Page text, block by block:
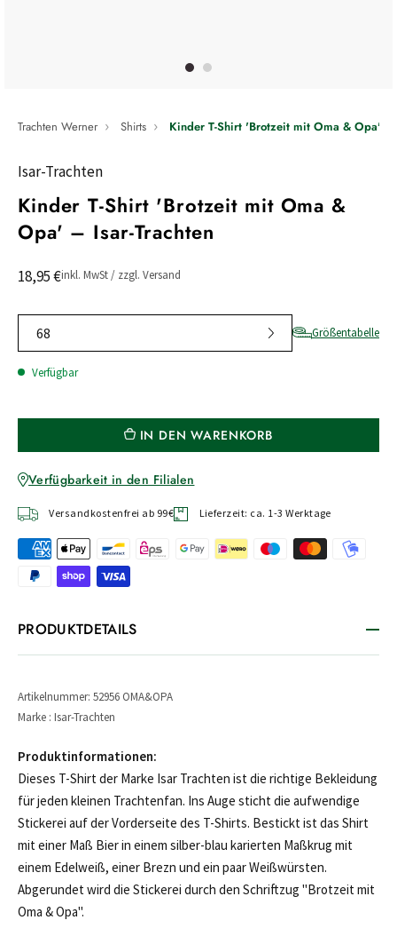
Trachten Werner Shirts Kinder T-Shirt 'Brotzeit mit Oma & Opa'
Isar-Trachten
Kinder T-Shirt 'Brotzeit mit Oma &
Opa' – Isar-Trachten
18,95 €inkl. MwSt / zzgl. Versand
Größentabelle
68
Verfügbar
IN DEN WARENKORB
Verfügbarkeit in den Filialen
Versandkostenfrei ab 99€ Lieferzeit: ca. 1-3 Werktage
PRODUKTDETAILS
Artikelnummer: 52956 OMA&OPA
Marke : Isar-Trachten
Produktinformationen:
Dieses T-Shirt der Marke Isar Trachten ist die richtige Bekleidung
für jeden kleinen Trachtenfan. Ins Auge sticht die aufwendige
Stickerei auf der Vorderseite des T-Shirts. Bestickt ist das Shirt
mit einer Maß Bier in einem silber-blau karierten Maßkrug mit
einem Edelweiß, einer Brezn und ein paar Weißwürsten.
Abgerundet wird die Stickerei durch den Schriftzug "Brotzeit mit
Oma & Opa".